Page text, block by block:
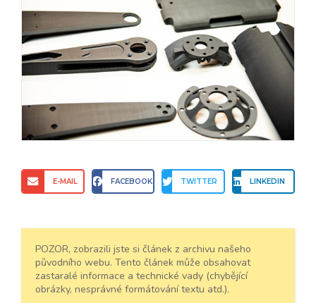
E-MAIL FACEBOOK TWITTER LINKEDIN
POZOR, zobrazili jste si článek z archivu našeho
původního webu. Tento článek může obsahovat
zastaralé informace a technické vady (chybějící
obrázky, nesprávné formátování textu atd.).